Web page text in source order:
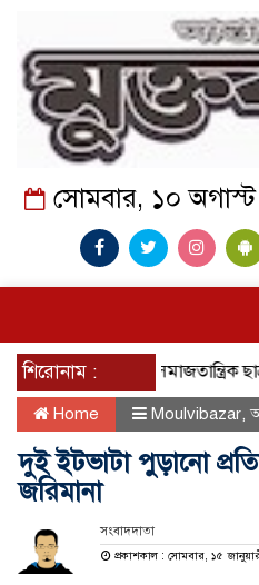
সোমবার, ১০ অগাস্ট
শিরোনাম :সমাজতান্ত্রিক ছাত্রফ্রন্ট
Home Moulvibazar,
দুই ইটভাটা পুড়ানো
জরিমানা
সংবাদদাতা
প্রকাশকাল : সোমবার, ১৫